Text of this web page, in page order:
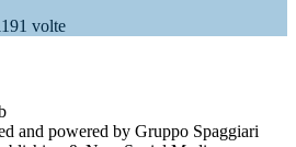
volte
and powered by Gruppo Spaggiari